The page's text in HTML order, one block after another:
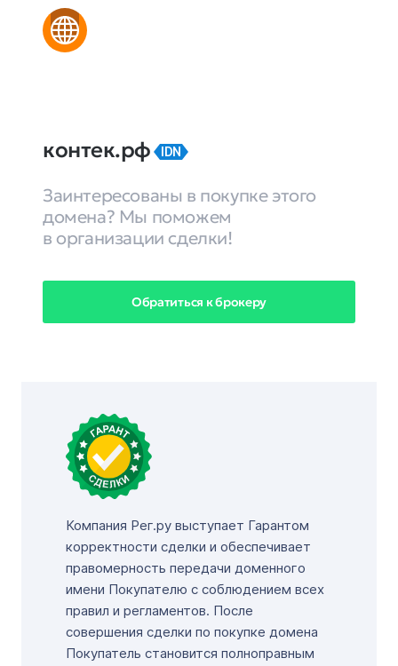
контек.рф IDN
Заинтересованы в покупке этого
домена? Мы поможем
в организации сделки!
Обратиться к брокеру
Компания Рег.ру выступает Гарантом
корректности сделки и обеспечивает
правомерность передачи доменного
имени Покупателю с соблюдением всех
правил и регламентов. После
совершения сделки по покупке домена
Покупатель становится полноправным